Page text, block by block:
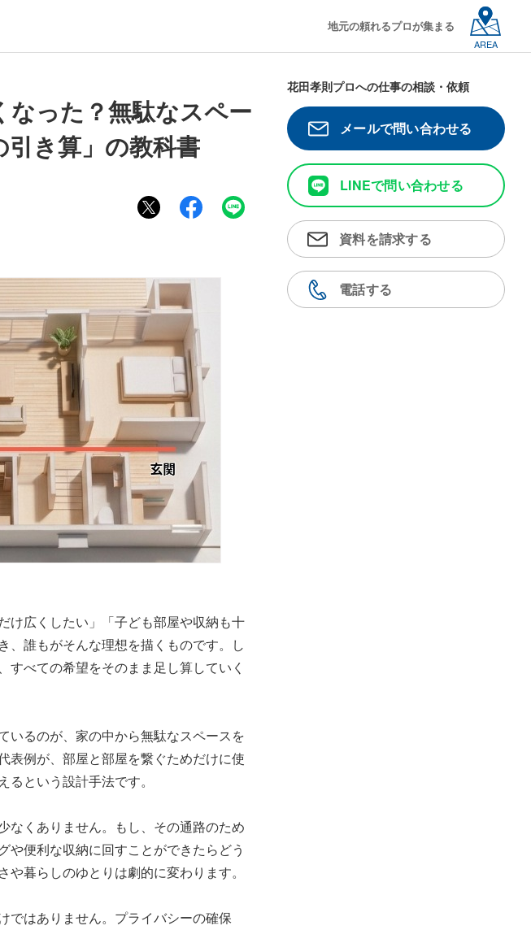
地元の頼れるプロが集まる
AREA
った？無駄なスペー
き算」の教科書
け広くしたい」「子ども部屋や収納も十
誰もがそんな理想を描くものです。し
べての希望をそのまま足し算していく
いるのが、家の中から無駄なスペースを
表例が、部屋と部屋を繋ぐためだけに使
という設計手法です。
なくありません。もし、その通路のため
や便利な収納に回すことができたらどう
暮らしのゆとりは劇的に変わります。
ではありません。プライバシーの確保
花田孝則プロへの仕事の相談・依頼
メールで問い合わせる
LINEで問い合わせる
資料を請求する
電話する